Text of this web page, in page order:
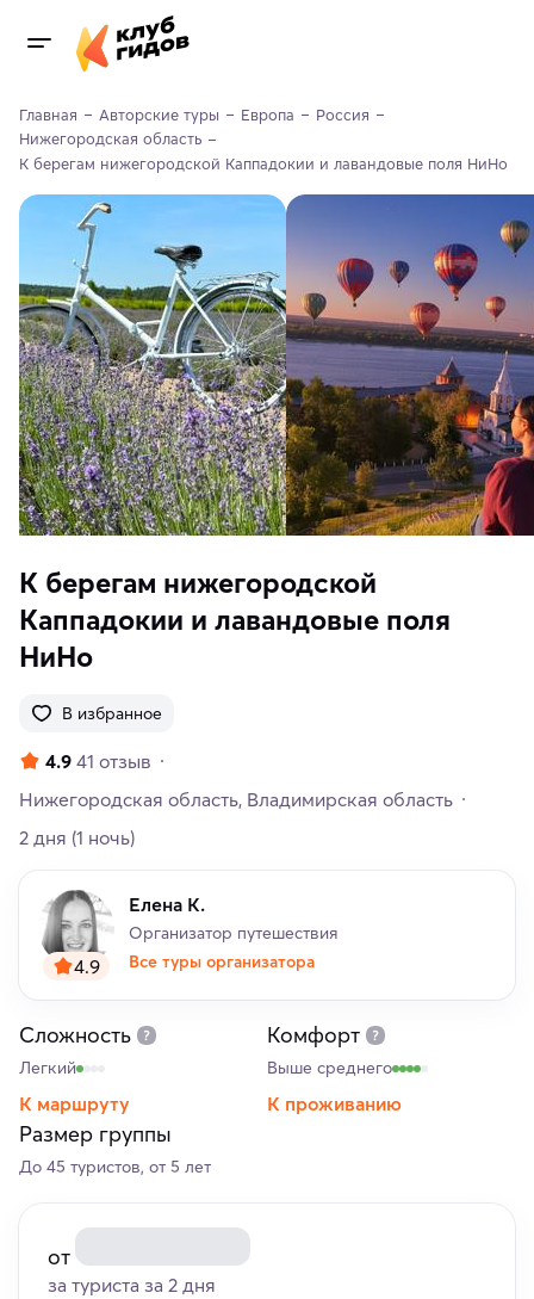
Главная Авторские туры Европа
Россия
Нижегородская область
К берегам нижегородской Каппадокии и лавандовые поля НиНо
К берегам нижегородской
Каппадокии и лавандовые поля
НиНо
В избранное
4.9 41 отзыв
Нижегородская область Владимирская область
2 дня (1 ночь)
4.9
Елена К.
Организатор путешествия
Все туры организатора
Сложность
Легкий
К маршруту
Комфорт
Выше среднего
К проживанию
Размер группы
До 45 туристов, от 5 лет
от
за туриста за 2 дня